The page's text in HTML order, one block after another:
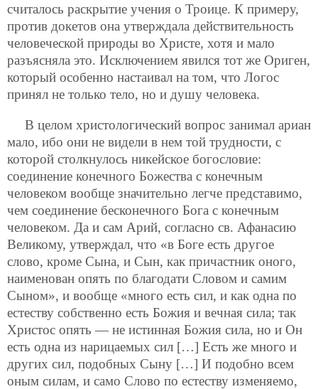
считалось раскрытие учения о Троице. К примеру,
против докетов она утверждала действительность
человеческой природы во Христе, хотя и мало
разъясняла это. Исключением явился тот же Ориген,
который особенно настаивал на том, что Логос
принял не только тело, но и душу человека.
В целом христологический вопрос занимал ариан
мало, ибо они не видели в нем той трудности, с
которой столкнулось никейское богословие:
соединение конечного Божества с конечным
человеком вообще значительно легче представимо,
чем соединение бесконечного Бога с конечным
человеком. Да и сам Арий, согласно св. Афанасию
Великому, утверждал, что «в Боге есть другое
слово, кроме Сына, и Сын, как причастник оного,
наименован опять по благодати Словом и самим
Сыном», и вообще «много есть сил, и как одна по
естеству собственно есть Божия и вечная сила; так
Христос опять — не истинная Божия сила, но и Он
есть одна из нарицаемых сил […] Есть же много и
других сил, подобных Сыну […] И подобно всем
оным силам, и само Слово по естеству изменяемо,